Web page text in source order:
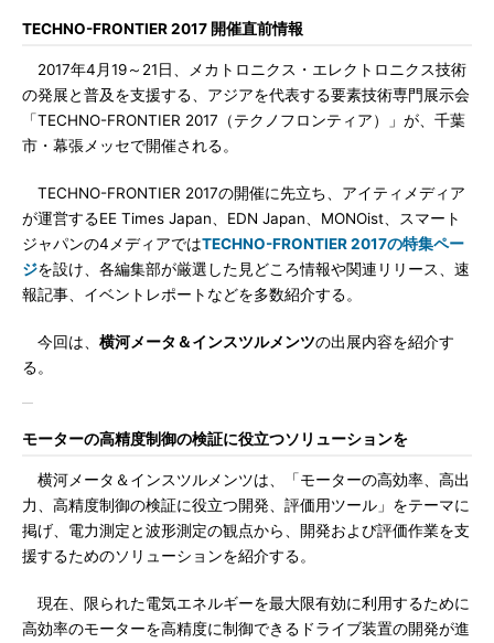
TECHNO-FRONTIER 2017 開催直前情報
2017年4月19～21日、メカトロニクス・エレクトロニクス技術
の発展と普及を支援する、アジアを代表する要素技術専門展示会
「TECHNO-FRONTIER 2017（テクノフロンティア）」が、千葉
市・幕張メッセで開催される。
TECHNO-FRONTIER 2017の開催に先立ち、アイティメディア
が運営するEE Times Japan、EDN Japan、MONOist、スマート
ジャパンの4メディアではTECHNO-FRONTIER 2017の特集ペー
ジを設け、各編集部が厳選した見どころ情報や関連リリース、速
報記事、イベントレポートなどを多数紹介する。
今回は、 横河メータ＆インスツルメンツの出展内容を紹介す
る。
モーターの高精度制御の検証に役立つソリューションを
横河メータ＆インスツルメンツは、「モーターの高効率、高出
力、高精度制御の検証に役立つ開発、評価用ツール」をテーマに
掲げ、電力測定と波形測定の観点から、開発および評価作業を支
援するためのソリューションを紹介する。
現在、限られた電気エネルギーを最大限有効に利用するために
高効率のモーターを高精度に制御できるドライブ装置の開発が進